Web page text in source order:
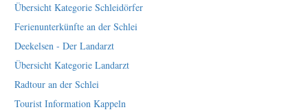
Übersicht Kategorie Schleidörfer
Ferienunterkünfte an der Schlei
Deekelsen - Der Landarzt
Übersicht Kategorie Landarzt
Radtour an der Schlei
Tourist Information Kappeln